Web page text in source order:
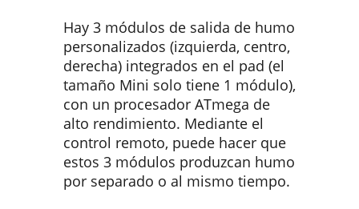
Hay 3 módulos de salida de humo
personalizados (izquierda, centro,
derecha) integrados en el pad (el
tamaño Mini solo tiene 1 módulo),
con un procesador ATmega de
alto rendimiento. Mediante el
control remoto, puede hacer que
estos 3 módulos produzcan humo
por separado o al mismo tiempo.